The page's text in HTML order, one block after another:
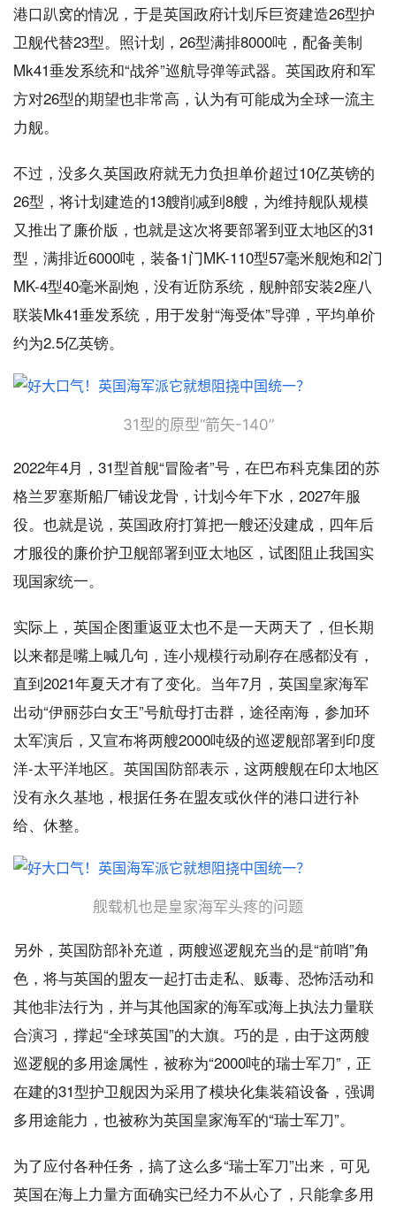
港口趴窝的情况，于是英国政府计划斥巨资建造26型护
卫舰代替23型。照计划，26型满排8000吨，配备美制
Mk41垂发系统和“战斧”巡航导弹等武器。英国政府和军
方对26型的期望也非常高，认为有可能成为全球一流主
力舰。
不过，没多久英国政府就无力负担单价超过10亿英镑的
26型，将计划建造的13艘削减到8艘，为维持舰队规模
又推出了廉价版，也就是这次将要部署到亚太地区的31
型，满排近6000吨，装备1门MK-110型57毫米舰炮和2门
MK-4型40毫米副炮，没有近防系统，舰舯部安装2座八
联装Mk41垂发系统，用于发射“海受体”导弹，平均单价
约为2.5亿英镑。
31型的原型“箭矢-140”
2022年4月，31型首舰“冒险者”号，在巴布科克集团的苏
格兰罗塞斯船厂铺设龙骨，计划今年下水，2027年服
役。也就是说，英国政府打算把一艘还没建成，四年后
才服役的廉价护卫舰部署到亚太地区，试图阻止我国实
现国家统一。
实际上，英国企图重返亚太也不是一天两天了，但长期
以来都是嘴上喊几句，连小规模行动刷存在感都没有，
直到2021年夏天才有了变化。当年7月，英国皇家海军
出动“伊丽莎白女王”号航母打击群，途径南海，参加环
太军演后，又宣布将两艘2000吨级的巡逻舰部署到印度
洋-太平洋地区。英国国防部表示，这两艘舰在印太地区
没有永久基地，根据任务在盟友或伙伴的港口进行补
给、休整。
舰载机也是皇家海军头疼的问题
另外，英国防部补充道，两艘巡逻舰充当的是“前哨”角
色，将与英国的盟友一起打击走私、贩毒、恐怖活动和
其他非法行为，并与其他国家的海军或海上执法力量联
合演习，撑起“全球英国”的大旗。巧的是，由于这两艘
巡逻舰的多用途属性，被称为“2000吨的瑞士军刀”，正
在建的31型护卫舰因为采用了模块化集装箱设备，强调
多用途能力，也被称为英国皇家海军的“瑞士军刀”。
为了应付各种任务，搞了这么多“瑞士军刀”出来，可见
英国在海上力量方面确实已经力不从心了，只能拿多用